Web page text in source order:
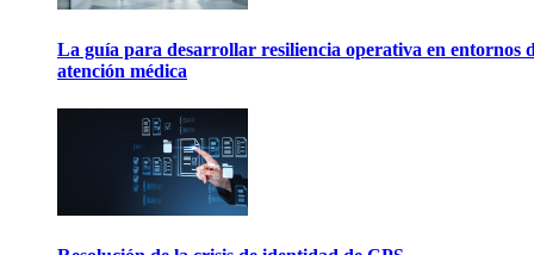
La guía para desarrollar resiliencia operativa en entornos
atención médica